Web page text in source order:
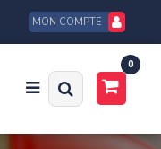
MON COMPTE
0